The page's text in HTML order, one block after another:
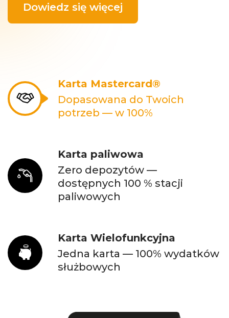
Dowiedz się więcej
Karta Mastercard®
Dopasowana do Twoich
potrzeb — w 100%
Karta paliwowa
Zero depozytów —
dostępnych 100 % stacji
paliwowych
Karta Wielofunkcyjna
Jedna karta — 100% wydatków
służbowych